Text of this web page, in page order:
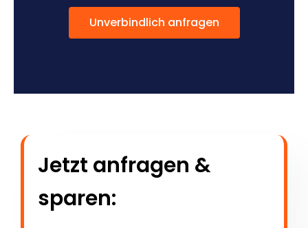
Unverbindlich anfragen
Jetzt anfragen &
sparen: